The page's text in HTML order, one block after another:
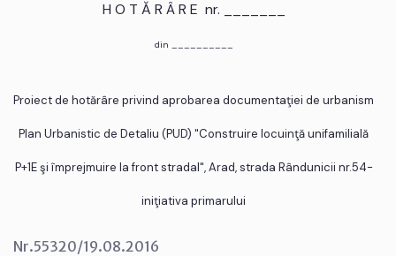
H O T Ă R Â R E nr. _______
din __________
Proiect de hotărâre privind aprobarea documentaţiei de urbanism
Plan Urbanistic de Detaliu (PUD) "Construire locuinţă unifamilială
P+1E şi împrejmuire la front stradal", Arad, strada Rândunicii nr.54-
iniţiativa primarului
Nr.55320/19.08.2016